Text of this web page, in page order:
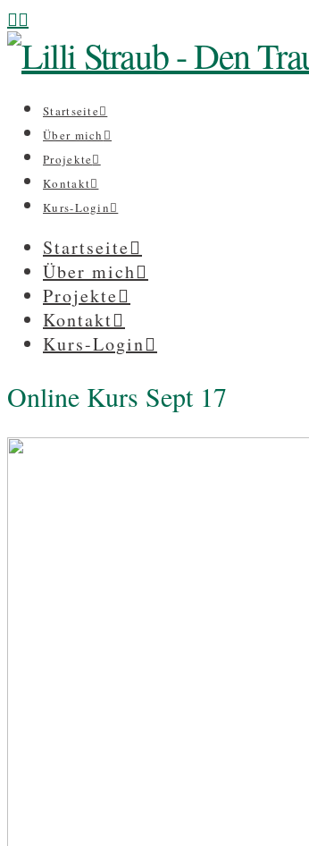
Startseite
Über mich
Projekte
Kontakt
Kurs-Login
Startseite
Über mich
Projekte
Kontakt
Kurs-Login
Online Kurs Sept 17